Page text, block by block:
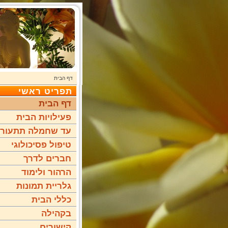
דף הבית
תפריט ראשי
דף הבית
פעילויות הבית
עד שחמלה
טיפול פסיכולוגי
חברים לדרך
הרהור ולימוד
גלריית תמונות
כללי הבית
בקהילה